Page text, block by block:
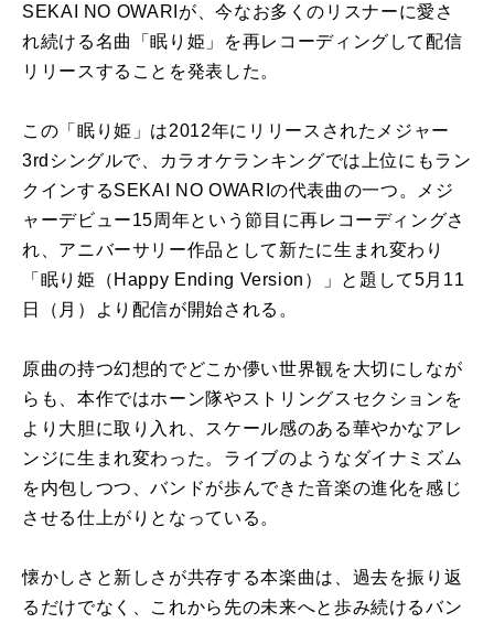
SEKAI NO OWARIが、今なお多くの リスナーに愛さ
れ続ける名曲 「眠り 姫 」 を再レコーディング して配信
リリースすること を発表した。
こ の 「 眠り姫 」 は2012年に リリース されたメジャー
3rdシングルで、
カラオケランキングでは上位にもラン
クインするSEKAI NO OWARIの代表曲の一つ。
メジ
ャーデビュー15周年という節目に再レコーディングさ
れ、 アニバーサリー作品 として 新たに生まれ変わり
「 眠り 姫 （ Happy Ending Version）」と題して5月 11
日
（ 月 ） より 配信が開始される。
原曲の持つ幻想的でどこか儚い世界観を大切にしなが
らも、 本作ではホーン隊やストリングスセクション を
より大胆に取り入れ 、スケール感のある華やかなアレ
ンジに生まれ変わった。 ライブのようなダイナミズム
を内包しつつ、バンドが歩んできた音楽の進化を感じ
させる仕上がりとなっている 。
懐かしさと新しさが共存する本楽曲は、 過去を振り返
るだけでなく、 これから先の未来へと歩み続けるバン